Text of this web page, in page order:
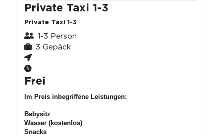
Private Taxi 1-3
Private Taxi 1-3
1-3 Person
3 Gepäck
Frei
Im Preis inbegriffene Leistungen:
Babysitz
Wasser (kostenlos)
Snacks